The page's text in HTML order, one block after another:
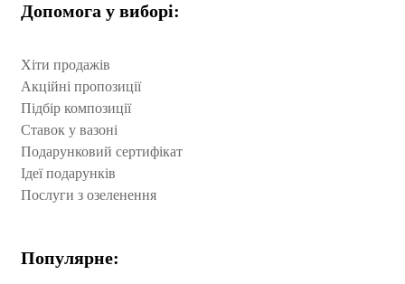
Допомога у виборі:
Хіти продажів
Акційні пропозиції
Підбір композиції
Ставок у вазоні
Подарунковий сертифікат
Ідеї подарунків
Послуги з озеленення
Популярне: